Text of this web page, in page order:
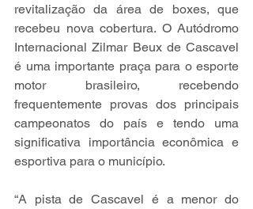
revitalização da área de boxes, que
recebeu nova cobertura. O Autódromo
Internacional Zilmar Beux de Cascavel
é uma importante praça para o esporte
motor brasileiro, recebendo
frequentemente provas dos principais
campeonatos do país e tendo uma
significativa importância econômica e
esportiva para o município.
“A pista de Cascavel é a menor do